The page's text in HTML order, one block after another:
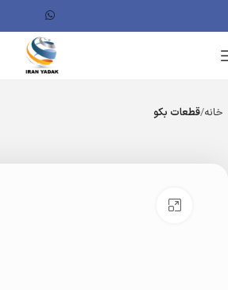
خانه قطعات بکو